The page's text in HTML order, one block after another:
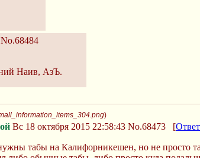
No.68484
Наив, АзЪ.
)
Вс 18 октября 2015 22:58:43 No.68473 [Ответ
табы на Калифорникешен, но не просто